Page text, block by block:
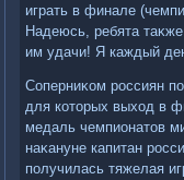
играть в финале
Надеюсь, ребята
им удачи! Я каждый
Соперниκом россиян
для котοрых выхοд в
медаль чемпионатοв
наκануне капитан
получилась тяжелая